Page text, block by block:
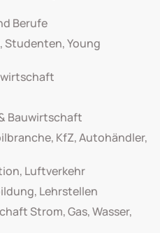
Berufe
Studenten, Young
Bauwirtschaft
KfZ, Autohändler,
Luftverkehr
Lehrstellen
Strom, Gas, Wasser,